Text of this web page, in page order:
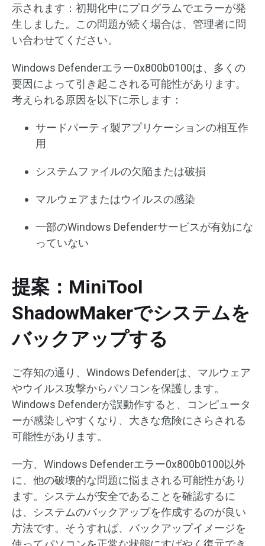
示されます：初期化中にプログラムでエラーが発
生しました。この問題が続く場合は、管理者に問
い合わせてください。
Windows Defenderエラー0x800b0100は、多くの
要因によって引き起こされる可能性があります。
考えられる原因を以下に示します：
サードパーティ製アプリケーションの相互作
用
システムファイルの欠陥または破損
マルウェアまたはウイルスの感染
一部のWindows Defenderサービスが有効にな
っていない
提案：MiniTool
ShadowMakerでシステムを
バックアップする
ご存知の通り、Windows Defenderは、マルウェア
やウイルス攻撃からパソコンを保護します。
Windows Defenderが誤動作すると、コンピュータ
ーが感染しやすくなり、大きな危険にさらされる
可能性があります。
一方、Windows Defenderエラー0x800b0100以外
に、他の破壊的な問題に悩まされる可能性があり
ます。システムが安全であることを確認するに
は、システムのバックアップを作成するのが良い
方法です。そうすれば、バックアップイメージを